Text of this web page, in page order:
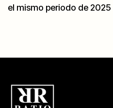
el mismo periodo de 2025